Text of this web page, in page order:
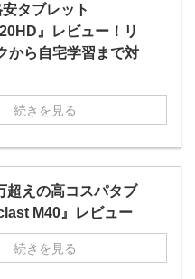
タブレット
』レビュー！リ
から自宅学習まで対
続きを見る
超えの高コスパタブ
M40』レビュー
続きを見る